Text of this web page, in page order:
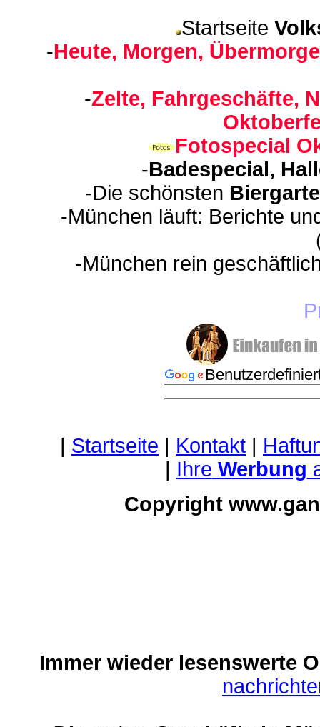
Startseite
-Heute, Morgen,
-Zelte, Fahrgeschäfte,
Fotospecial
-Badespecial,
-Die schönsten
-München läuft: Berichte
-München rein
| Startseite | Kontakt |
| Ihre Werbung
Copyright
Immer wieder lesenswerte